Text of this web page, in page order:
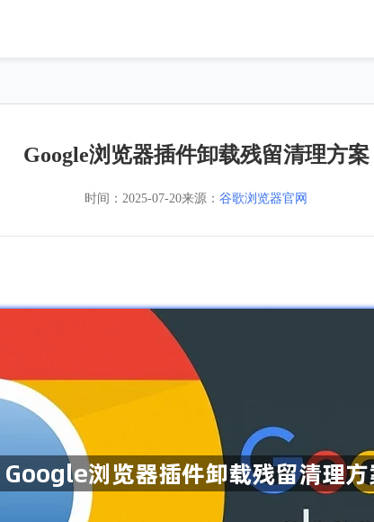
Google浏览器插件卸载残留清理方案
时间： 2025-07-20来源： 谷歌浏览器官网